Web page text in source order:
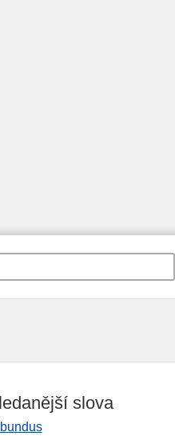
slova